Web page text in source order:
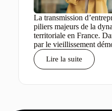
La transmission
piliers majeurs de la
territoriale en France.
par le vieillissement
Lire la suite